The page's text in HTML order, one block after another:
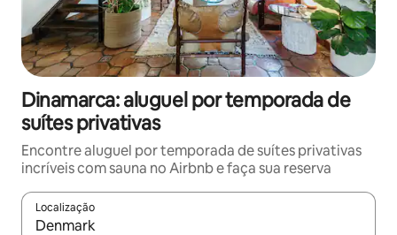
Dinamarca: aluguel por temporada de
suítes privativas
Encontre aluguel por temporada de suítes privativas
incríveis com sauna no Airbnb e faça sua reserva
Localização
Quando os resultados estiverem disponíveis, explore-os